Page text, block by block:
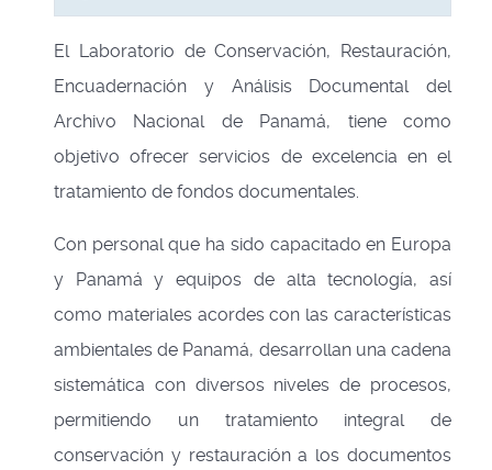
El Laboratorio de Conservación, Restauración,
Encuadernación y Análisis Documental del
Archivo Nacional de Panamá, tiene como
objetivo ofrecer servicios de excelencia en el
tratamiento de fondos documentales.
Con personal que ha sido capacitado en Europa
y Panamá y equipos de alta tecnología, así
como materiales acordes con las características
ambientales de Panamá, desarrollan una cadena
sistemática con diversos niveles de procesos,
permitiendo un tratamiento integral de
conservación y restauración a los documentos